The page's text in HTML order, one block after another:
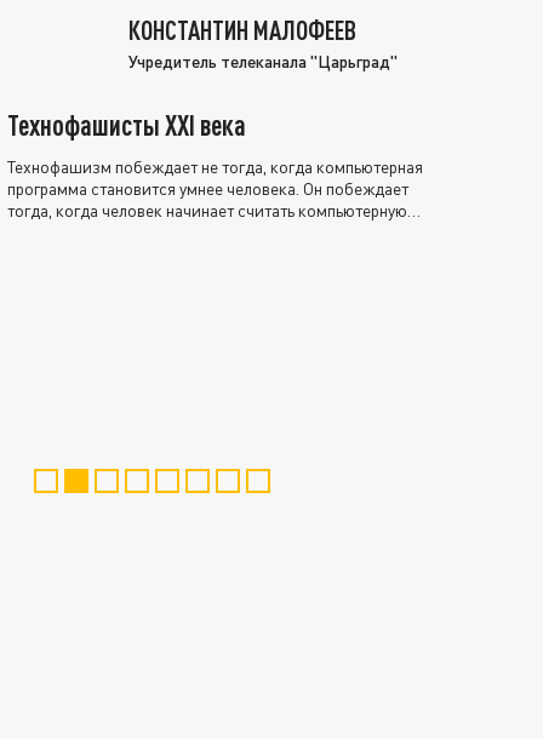
КОНСТАНТИН МАЛОФЕЕВ
Учредитель телеканала "Царьград"
Технофашисты XXI века
Технофашизм побеждает не тогда, когда компьютерная
программа становится умнее человека. Он побеждает
тогда, когда человек начинает считать компьютерную